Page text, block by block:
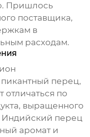
Пришлось
поставщика,
в
расходам.
пикантный перец,
по
выращенного
Индийский перец
аромат и